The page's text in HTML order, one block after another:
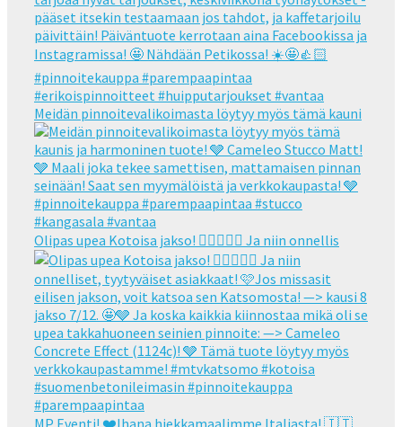
Meidän pinnoitevalikoimasta löytyy myös tämä kauni
Olipas upea Kotoisa jakso! 👌🏻👌🏻🧡 Ja niin onnellis